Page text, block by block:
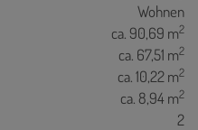
Wohnen
ca. 90,69 m2
ca. 67,51 m2
ca. 10,22 m2
ca. 8,94 m2
2